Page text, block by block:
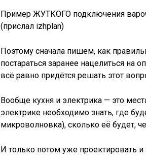
Пример ЖУТКОГО подключения
(прислал izhplan)
Поэтому сначала пишем, как
постараться заранее нацелиться
всё равно придётся решать этот
Вообще кухня и электрика — это
электрике необходимо знать, где
микроволновка), сколько её будет,
И только потом уже проектировать и